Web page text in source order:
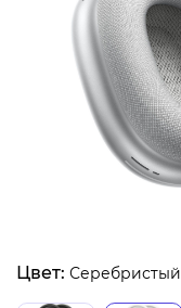
Цвет: Серебристый